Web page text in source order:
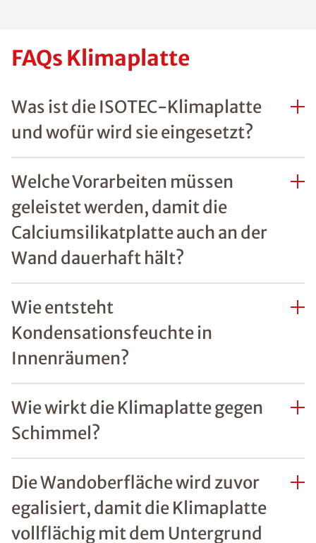
FAQs Klimaplatte
Was ist die ISOTEC-Klimaplatte
und wofür wird sie eingesetzt?
Welche Vorarbeiten müssen
geleistet werden, damit die
Calciumsilikatplatte auch an der
Wand dauerhaft hält?
Wie entsteht
Kondensationsfeuchte in
Innenräumen?
Wie wirkt die Klimaplatte gegen
Schimmel?
Die Wandoberfläche wird zuvor
egalisiert, damit die Klimaplatte
vollflächig mit dem Untergrund